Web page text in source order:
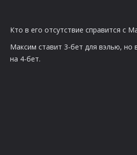
Кто в его отсутствие справится с
Максим ставит 3-бет для вэлью, но
на 4-бет.